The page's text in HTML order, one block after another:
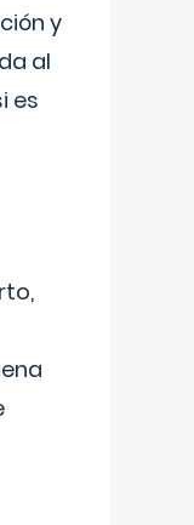
y
al
es